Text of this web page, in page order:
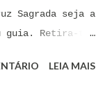
Sagrada seja a
guia. Retira-te
veneno.” Reze
LEIA MAIS